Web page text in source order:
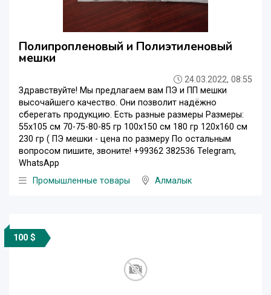
Полипропленовый и Полиэтиленовый
мешки
24.03.2022, 08:55
Здравствуйте! Мы предлагаем вам ПЭ и ПП мешки
высочайшего качество. Они позволит надёжно
сберегать продукцию. Есть разные размеры Размеры:
55х105 см 70-75-80-85 гр 100х150 см 180 гр 120х160 см
230 гр ( ПЭ мешки - цена по размеру По остальным
вопросом пишите, звоните! +99362 382536 Telegram,
WhatsApp
Промышленные товары
Алмалык
100 $